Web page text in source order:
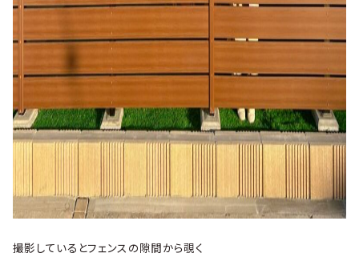
撮影しているとフェンスの隙間から覗く